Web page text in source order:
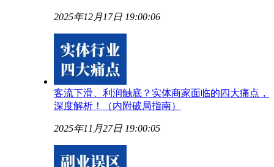
2025年12月17日 19:00:06
客流下滑、利润触底？实体商家面临的四大痛点，
深度解析！（内附破局指南）
2025年11月27日 19:00:05